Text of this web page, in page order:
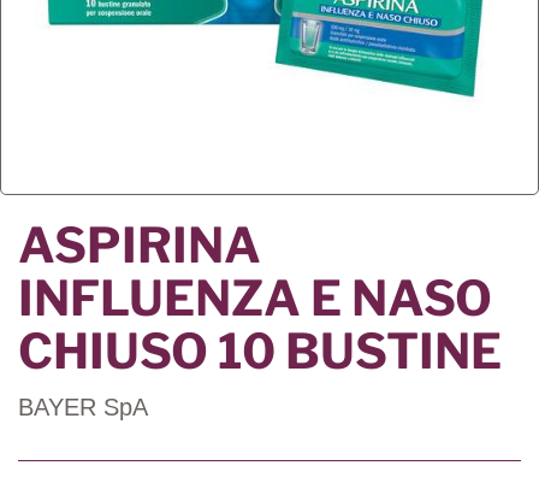
ASPIRINA
INFLUENZA E NASO
CHIUSO 10 BUSTINE
BAYER SpA